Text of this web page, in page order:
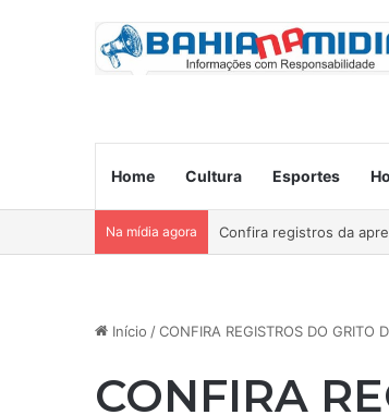
Home Cultura Esportes
Na mídia agora Ocorre neste domingo o
Início /CONFIRA REGISTROS DO GRITO
CONFIRA